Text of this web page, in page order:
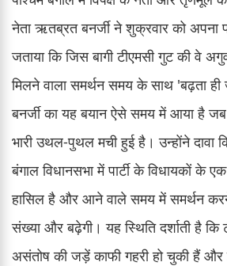
नेता ऋतब्रत बनर्जी ने शुक्रवार को अपना
जताया कि जिस बागी टीएमसी गुट की वे
मिलने वाला समर्थन समय के साथ 'बढ़ता
बनर्जी का यह बयान ऐसे समय में आया है जब
भारी उथल-पुथल मची हुई है। उन्होंने दावा
बंगाल विधानसभा में पार्टी के विधायकों के
हासिल है और आने वाले समय में समर्थन
संख्या और बढ़ेगी। यह स्थिति दर्शाती है कि
असंतोष की जड़ें काफी गहरी हो चुकी हैं